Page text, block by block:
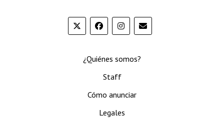
¿Quiénes somos?
Staff
Cómo anunciar
Legales